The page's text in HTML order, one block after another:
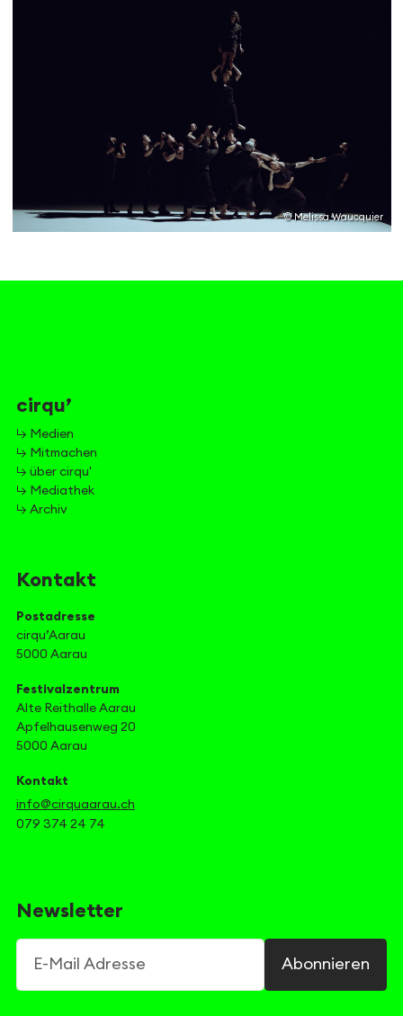
© Melissa Waucquier
cirqu’
↳ Medien
↳ Mitmachen
↳ über cirqu'
↳ Mediathek
↳ Archiv
Kontakt
Postadresse
cirqu’Aarau
5000 Aarau
Festivalzentrum
Alte Reithalle Aarau
Apfelhausenweg 20
5000 Aarau
Kontakt
info@cirquaarau.ch
079 374 24 74
Newsletter
Abonnieren